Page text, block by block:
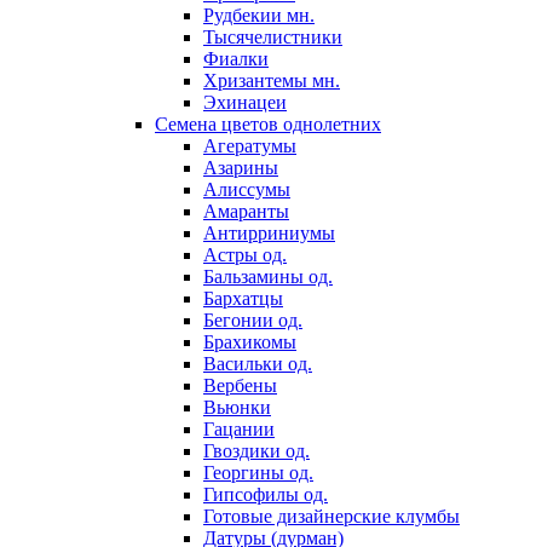
Рудбекии мн.
Тысячелистники
Фиалки
Хризантемы мн.
Эхинацеи
Семена цветов однолетних
Агератумы
Азарины
Алиссумы
Амаранты
Антирриниумы
Астры од.
Бальзамины од.
Бархатцы
Бегонии од.
Брахикомы
Васильки од.
Вербены
Вьюнки
Гацании
Гвоздики од.
Георгины од.
Гипсофилы од.
Готовые дизайнерские клумбы
Датуры (дурман)